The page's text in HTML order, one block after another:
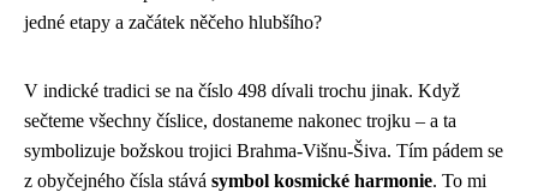
jedné etapy a začátek něčeho hlubšího?
V indické tradici se na číslo 498 dívali trochu jinak. Když
sečteme všechny číslice, dostaneme nakonec trojku – a ta
symbolizuje božskou trojici Brahma-Višnu-Šiva. Tím pádem se
z obyčejného čísla stává symbol kosmické harmonie. To mi